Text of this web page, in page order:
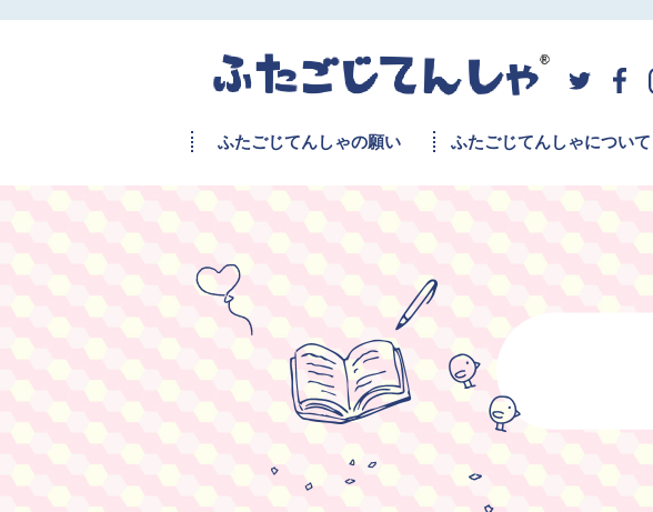
ふたごじてんしゃの願い ふたごじてんしゃについて